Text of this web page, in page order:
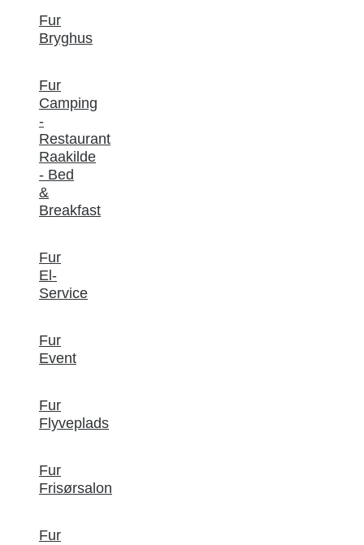
Fur
Bryghus
Fur
Camping
-
Restaurant
Raakilde
- Bed
&
Breakfast
Fur
El-
Service
Fur
Event
Fur
Flyveplads
Fur
Frisørsalon
Fur